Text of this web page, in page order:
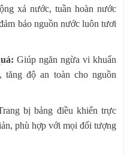
xả nước, tuần hoàn nước
bảo nguồn nước luôn tươi
Giúp ngăn ngừa vi khuẩn
tăng độ an toàn cho nguồn
bị bảng điều khiển trực
phù hợp với mọi đối tượng